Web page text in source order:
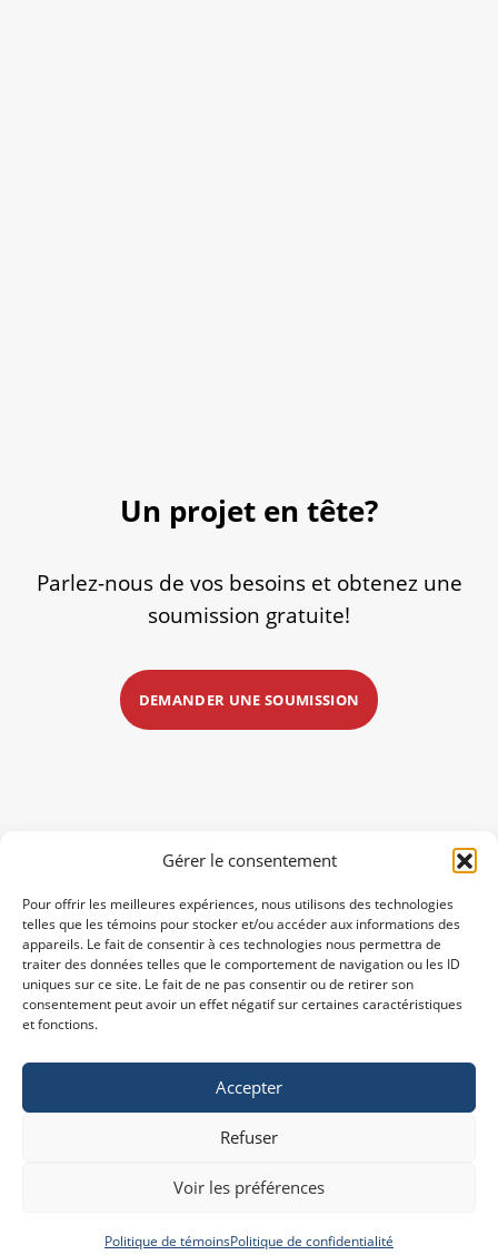
Gérer le consentement
Pour offrir les meilleures expériences, nous utilisons des technologies
telles que les témoins pour stocker et/ou accéder aux informations des
appareils. Le fait de consentir à ces technologies nous permettra de
traiter des données telles que le comportement de navigation ou les ID
uniques sur ce site. Le fait de ne pas consentir ou de retirer son
consentement peut avoir un effet négatif sur certaines caractéristiques
et fonctions.
Accepter
Refuser
Voir les préférences
Politique de témoinsPolitique de confidentialité
Un projet en tête?
Parlez-nous de vos besoins et obtenez une
soumission gratuite!
DEMANDER UNE SOUMISSION